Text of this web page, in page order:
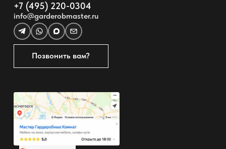
+7 (495) 220-0304
info@garderobmaster.ru
Позвонить вам?